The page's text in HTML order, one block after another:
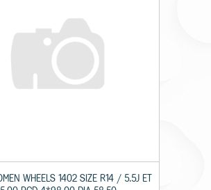
WHEELS 1402 SIZE R14 / 5.5J ET